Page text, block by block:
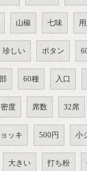
山椒 七味
珍しい ボタン
60種 入口
密度 席数 32席
ッキ 500円 小
大きい 打ち粉